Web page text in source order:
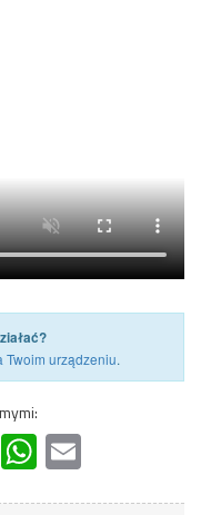
Twoim urządzeniu.
Skype WhatsApp